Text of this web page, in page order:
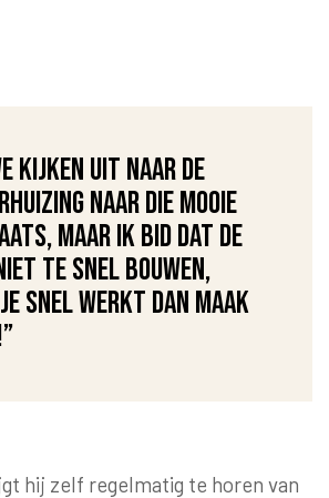
kijken uit naar de
naar die mooie
maar ik bid dat de
te snel bouwen,
snel werkt dan maak
hij zelf regelmatig te horen van